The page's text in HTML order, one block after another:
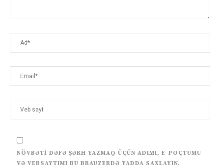
NÖVBƏTI DƏFƏ ŞƏRH YAZMAQ ÜÇÜN ADIMI, E-POÇTUMU
VƏ VEBSAYTIMI BU BRAUZERDƏ YADDA SAXLAYIN.